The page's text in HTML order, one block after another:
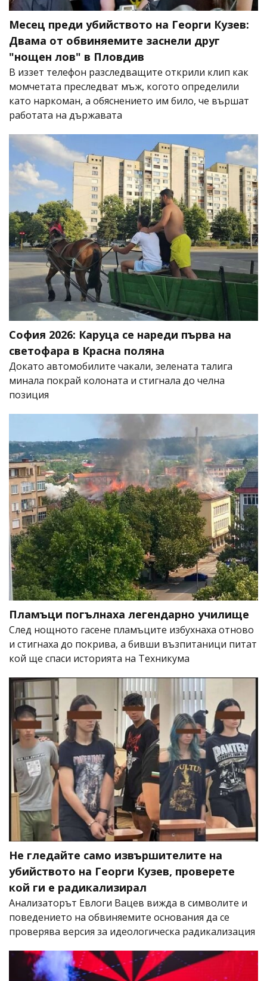
Месец преди убийството на Георги Кузев:
Двама от обвиняемите заснели друг
"нощен лов" в Пловдив
В иззет телефон разследващите открили клип как
момчетата преследват мъж, когото определили
като наркоман, а обяснението им било, че вършат
работата на държавата
София 2026: Каруца се нареди първа на
светофара в Красна поляна
Докато автомобилите чакали, зелената талига
минала покрай колоната и стигнала до челна
позиция
Пламъци погълнаха легендарно училище
След нощното гасене пламъците избухнаха отново
и стигнаха до покрива, а бивши възпитаници питат
кой ще спаси историята на Техникума
Не гледайте само извършителите на
убийството на Георги Кузев, проверете
кой ги е радикализирал
Анализаторът Евлоги Вацев вижда в символите и
поведението на обвиняемите основания да се
проверява версия за идеологическа радикализация